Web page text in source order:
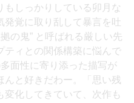
もしっかりしている卯月な
発覚に取り乱して暴言を吐
の鬼” と呼ばれる厳しい先
ティとの関係構築に悩んで
面性に寄り添った描写が
んと好きだわー。「思い残
変化してきていて、次作も